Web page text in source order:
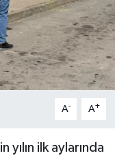
A- A+
ilk aylarında